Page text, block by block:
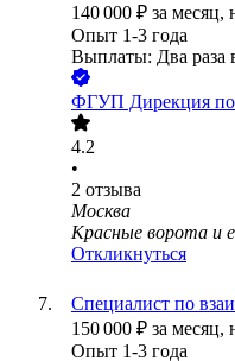
140 000 ₽ за месяц,
Опыт 1-3 года
Выплаты: Два раза
ФГУП Дирекция по
4.2
•
2 отзыва
Москва
Красные ворота и
Откликнуться
Специалист по
150 000 ₽ за месяц,
Опыт 1-3 года